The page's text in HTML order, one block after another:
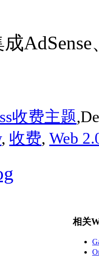
收费主题
, 收费, Web
相关